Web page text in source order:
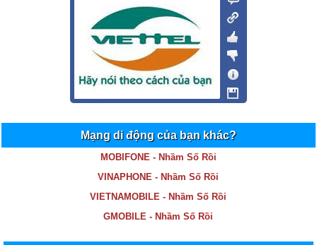
Mạng di động của bạn khác?
MOBIFONE - Nhầm Số Rồi
VINAPHONE - Nhầm Số Rồi
VIETNAMOBILE - Nhầm Số Rồi
GMOBILE - Nhầm Số Rồi